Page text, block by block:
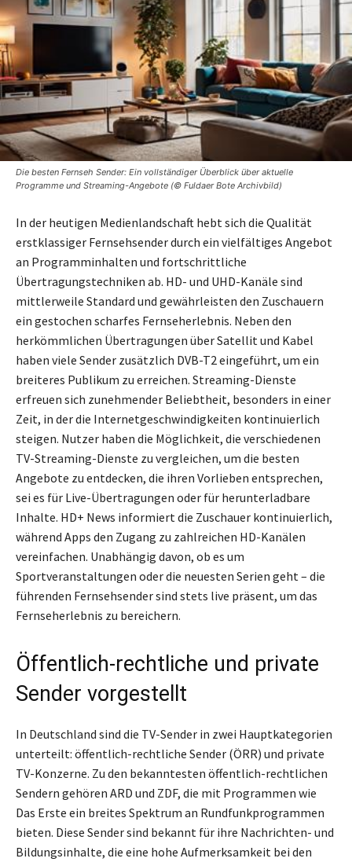
Die besten Fernseh Sender: Ein vollständiger Überblick über aktuelle
Programme und Streaming-Angebote (© Fuldaer Bote Archivbild)
In der heutigen Medienlandschaft hebt sich die Qualität
erstklassiger Fernsehsender durch ein vielfältiges Angebot
an Programminhalten und fortschrittliche
Übertragungstechniken ab. HD- und UHD-Kanäle sind
mittlerweile Standard und gewährleisten den Zuschauern
ein gestochen scharfes Fernseherlebnis. Neben den
herkömmlichen Übertragungen über Satellit und Kabel
haben viele Sender zusätzlich DVB-T2 eingeführt, um ein
breiteres Publikum zu erreichen. Streaming-Dienste
erfreuen sich zunehmender Beliebtheit, besonders in einer
Zeit, in der die Internetgeschwindigkeiten kontinuierlich
steigen. Nutzer haben die Möglichkeit, die verschiedenen
TV-Streaming-Dienste zu vergleichen, um die besten
Angebote zu entdecken, die ihren Vorlieben entsprechen,
sei es für Live-Übertragungen oder für herunterladbare
Inhalte. HD+ News informiert die Zuschauer kontinuierlich,
während Apps den Zugang zu zahlreichen HD-Kanälen
vereinfachen. Unabhängig davon, ob es um
Sportveranstaltungen oder die neuesten Serien geht – die
führenden Fernsehsender sind stets live präsent, um das
Fernseherlebnis zu bereichern.
Öffentlich-rechtliche und private
Sender vorgestellt
In Deutschland sind die TV-Sender in zwei Hauptkategorien
unterteilt: öffentlich-rechtliche Sender (ÖRR) und private
TV-Konzerne. Zu den bekanntesten öffentlich-rechtlichen
Sendern gehören ARD und ZDF, die mit Programmen wie
Das Erste ein breites Spektrum an Rundfunkprogrammen
bieten. Diese Sender sind bekannt für ihre Nachrichten- und
Bildungsinhalte, die eine hohe Aufmerksamkeit bei den